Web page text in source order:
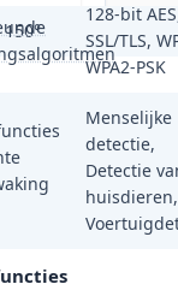
150°
25,4 / 3 mm (1 / 3")
Ja
128-bit
SSL/TLS,
WPA2-PSK
Menselijke
detectie,
Detectie
huisdieren,